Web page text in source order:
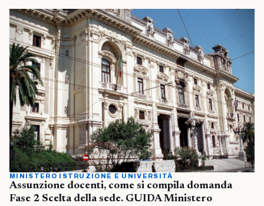
MINISTERO ISTRUZIONE E UNIVERSITÀ
Assunzione docenti, come si compila domanda
Fase 2 Scelta della sede. GUIDA Ministero